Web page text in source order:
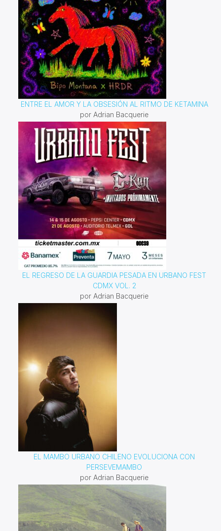
ENTRE EL AMOR Y LA OBSESIÓN AL RITMO DE KETAMINA
por Adrian Bacquerie
EL REGRESO DE LA GUARDIA PESADA EN URBANO FEST
CDMX VOL. 2
por Adrian Bacquerie
EL MAMBO URBANO CHILENO EVOLUCIONA CON
PERSEVEMAMBO
por Adrian Bacquerie